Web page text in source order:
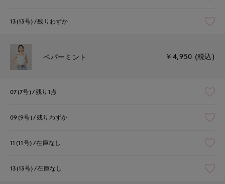
13(13号) 残りわずか
ペパーミント ￥4,950 (税込)
07(7号) 残り1点
09(9号) 残りわずか
11(11号) 在庫なし
13(13号) 在庫なし